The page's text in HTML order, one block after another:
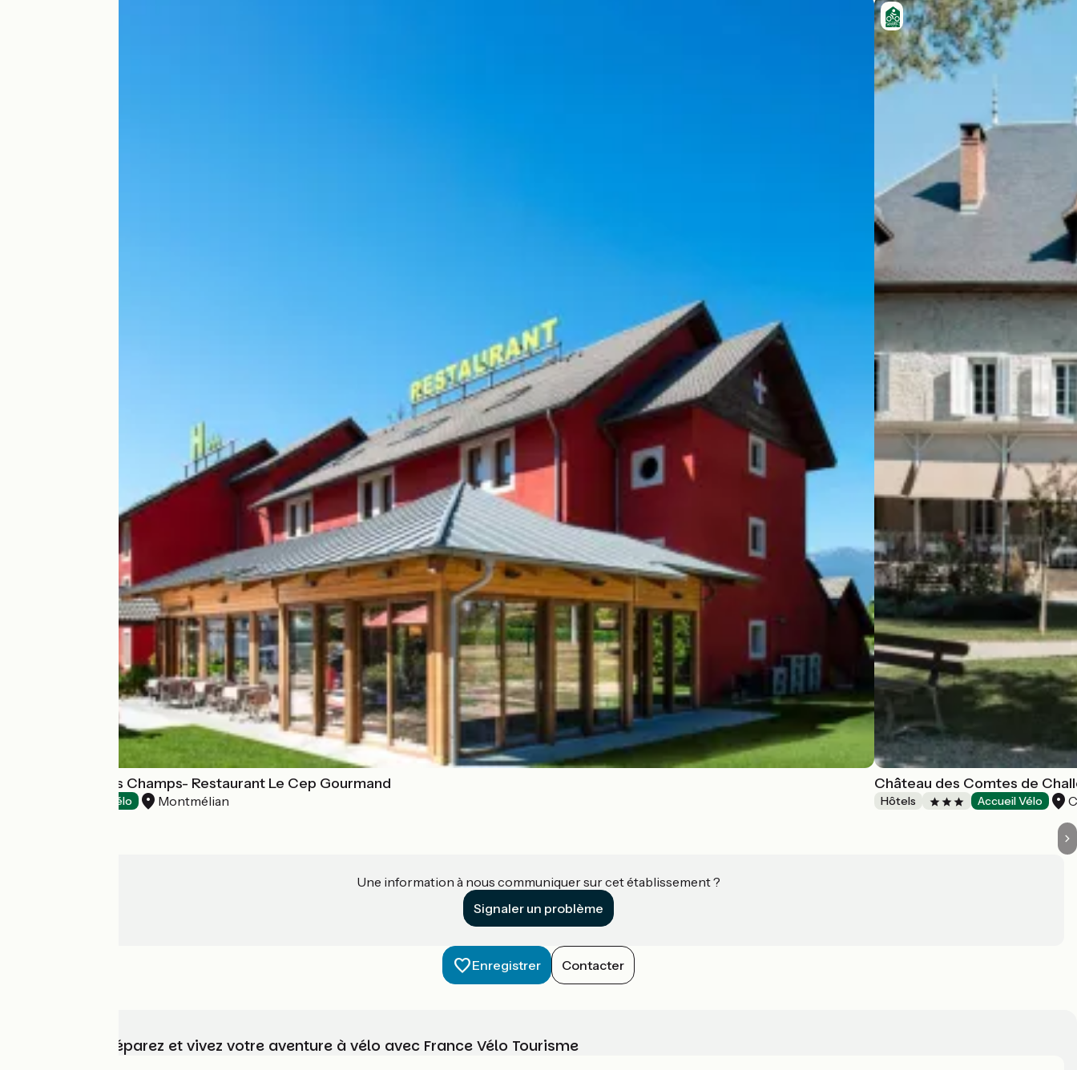
Hôtel La Clé des Champs- Restaurant Le Cep Gourmand
Accueil Vélo Montmélian
Château des Comtes de
Hôtels Accueil Vélo
Une information à nous communiquer sur cet établissement ?
Signaler un problème
Enregistrer Contacter
Choisissez, préparez et vivez votre aventure à vélo avec France Vélo Tourisme